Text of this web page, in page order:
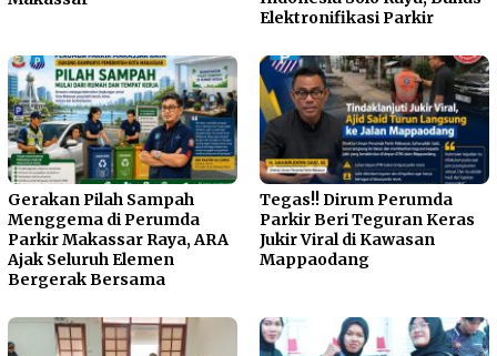
Elektronifikasi Parkir
Gerakan Pilah Sampah
Menggema di Perumda
Parkir Makassar Raya, ARA
Ajak Seluruh Elemen
Bergerak Bersama
Tegas!! Dirum Perumda
Parkir Beri Teguran Keras
Jukir Viral di Kawasan
Mappaodang